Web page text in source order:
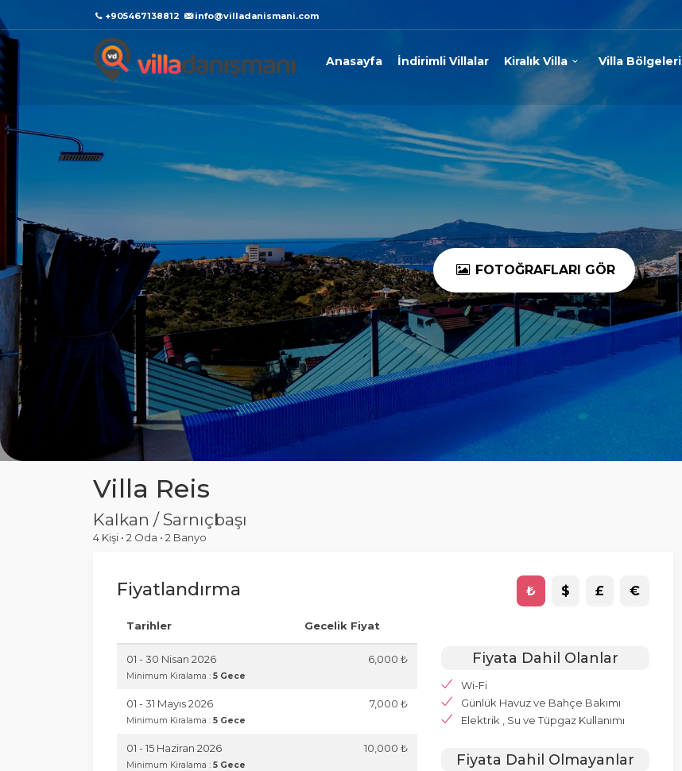
+905467138812 info@villadanismani.com
Anasayfa İndirimli Villalar Kiralık Villa Villa Bölgeleri
FOTOĞRAFLARI GÖR
Villa Reis
Kalkan / Sarnıçbaşı
4 Kişi • 2 Oda • 2 Banyo
Fiyatlandırma ₺ $ £ €
Tarihler Gecelik Fiyat
01 - 30 Nisan 2026
Minimum Kiralama : 5 Gece
6,000 ₺
01 - 31 Mayıs 2026
Minimum Kiralama : 5 Gece
7,000 ₺
01 - 15 Haziran 2026
Minimum Kiralama : 5 Gece
10,000 ₺
Fiyata Dahil Olanlar
Wi-Fi
Günlük Havuz ve Bahçe Bakımı
Elektrik , Su ve Tüpgaz Kullanımı
Fiyata Dahil Olmayanlar